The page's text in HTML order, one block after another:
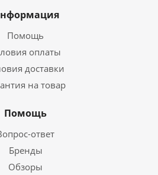
Помощь
оплаты
доставки
на товар
Помощь
ответ
Бренды
Обзоры